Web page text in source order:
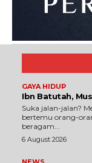
GAYA HIDUP
Ibn Batutah,
Suka jalan-jalan?
bertemu orang-
beragam...
6 August 2026